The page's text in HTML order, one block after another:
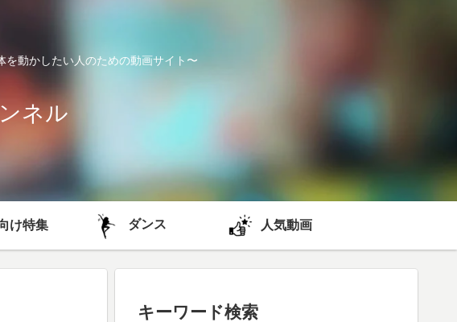
動かしたい人のための動画サイト〜
ネル
け特集 ダンス 人気動画
キーワード検索